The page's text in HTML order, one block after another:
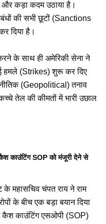
और कड़ा कदम उठाया है।
की सभी छूटों (Sanctions
दिया है।
के साथ ही अमेरिकी सेना ने
हमले (Strikes) शुरू कर दिए
(Geopolitical) तनाव
तेल की कीमतों में भारी उछाल
काउंटिंग SOP को मंजूरी देने से
के महासचिव चंपत राय ने राम
के बीच एक बड़ा बयान दिया
कैश काउंटिंग एसओपी (SOP)